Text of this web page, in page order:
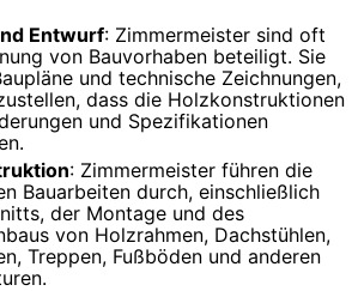
Entwurf: Zimmermeister sind oft
von Bauvorhaben beteiligt. Sie
und technische Zeichnungen,
dass die Holzkonstruktionen
und Spezifikationen
: Zimmermeister führen die
Bauarbeiten durch, einschließlich
der Montage und des
von Holzrahmen, Dachstühlen,
Treppen, Fußböden und anderen